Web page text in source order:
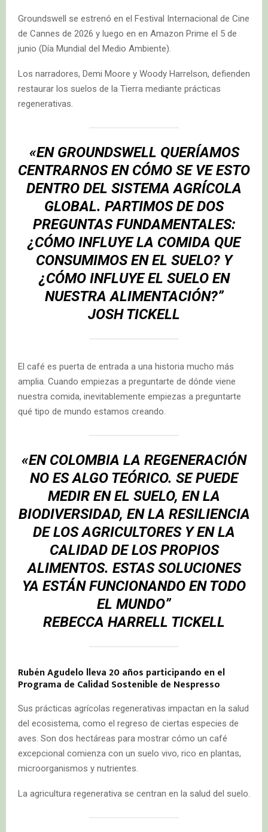
Groundswell se estrenó en el Festival Internacional de Cine
de Cannes de 2026 y luego en en Amazon Prime el 5 de
junio (Día Mundial del Medio Ambiente).
Los narradores, Demi Moore y Woody Harrelson, defienden
restaurar los suelos de la Tierra mediante prácticas
regenerativas.
«EN GROUNDSWELL QUERÍAMOS
CENTRARNOS EN CÓMO SE VE ESTO
DENTRO DEL SISTEMA AGRÍCOLA
GLOBAL. PARTIMOS DE DOS
PREGUNTAS FUNDAMENTALES:
¿CÓMO INFLUYE LA COMIDA QUE
CONSUMIMOS EN EL SUELO? Y
¿CÓMO INFLUYE EL SUELO EN
NUESTRA ALIMENTACIÓN?”
JOSH TICKELL
El café es puerta de entrada a una historia mucho más
amplia. Cuando empiezas a preguntarte de dónde viene
nuestra comida, inevitablemente empiezas a preguntarte
qué tipo de mundo estamos creando.
«EN COLOMBIA LA REGENERACIÓN
NO ES ALGO TEÓRICO. SE PUEDE
MEDIR EN EL SUELO, EN LA
BIODIVERSIDAD, EN LA RESILIENCIA
DE LOS AGRICULTORES Y EN LA
CALIDAD DE LOS PROPIOS
ALIMENTOS. ESTAS SOLUCIONES
YA ESTÁN FUNCIONANDO EN TODO
EL MUNDO”
REBECCA HARRELL TICKELL
Rubén Agudelo lleva 20 años participando en el
Programa de Calidad Sostenible de Nespresso
Sus prácticas agrícolas regenerativas impactan en la salud
del ecosistema, como el regreso de ciertas especies de
aves. Son dos hectáreas para mostrar cómo un café
excepcional comienza con un suelo vivo, rico en plantas,
microorganismos y nutrientes.
La agricultura regenerativa se centran en la salud del suelo.